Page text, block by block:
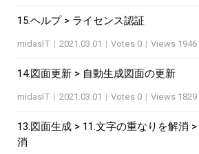
15.ヘルプ > ライセンス認証
midasIT | 2021.03.01 | Votes 0 | Views 1946
14.図面更新 > 自動生成図面の更新
midasIT | 2021.03.01 | Votes 0 | Views 1829
13.図面生成 > 11.文字の重なりを解消
消